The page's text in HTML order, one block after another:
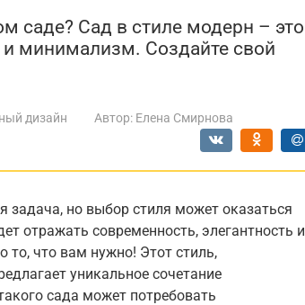
саде? Сад в стиле модерн – это
минимализм. Создайте свой
дизайн Автор: Елена Смирнова
задача, но выбор стиля может оказаться
отражать современность, элегантность и
то, что вам нужно! Этот стиль,
уникальное сочетание
сада может потребовать